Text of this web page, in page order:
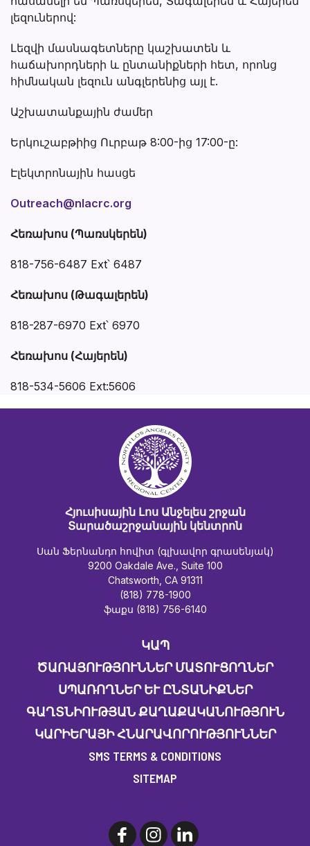
լեզուներով:
Լեզվի մասնագետները կաշխատեն և
հաճախորդների և ընտանիքների հետ, որոնց
հիմնական լեզուն անգլերենից այլ է.
Աշխատանքային ժամեր
Երկուշաբթիից Ուրբաթ 8:00-ից 17:00-ը:
Էլեկտրոնային հասցե
Outreach@nlacrc.org
Հեռախոս (Պառսկերեն)
818-756-6487 Ext՝ 6487
Հեռախոս (Թագալերեն)
818-287-6970 Ext՝ 6970
Հեռախոս (Հայերեն)
818-534-5606 Ext:5606
Հյուսիսային Լոս Անջելես շրջան
Տարածաշրջանային կենտրոն
Սան Ֆերնանդո հովիտ (գլխավոր գրասենյակ)
9200 Oakdale Ave., Suite 100
Chatsworth, CA 91311
(818) 778-1900
ֆաքս (818) 756-6140
ԿԱՊ
ԾԱՌԱՅՈՒԹՅՈՒՆՆԵՐ ՄԱՏՈՒՑՈՂՆԵՐ
ՍՊԱՌՈՂՆԵՐ ԵՒ ԸՆՏԱՆԻՔՆԵՐ
ԳԱՂՏՆԻՈՒԹՅԱՆ ՔԱՂԱՔԱԿԱՆՈՒԹՅՈՒՆ
ԿԱՐԻԵՐԱՅԻ ՀՆԱՐԱՎՈՐՈՒԹՅՈՒՆՆԵՐ
SMS TERMS & CONDITIONS
SITEMAP